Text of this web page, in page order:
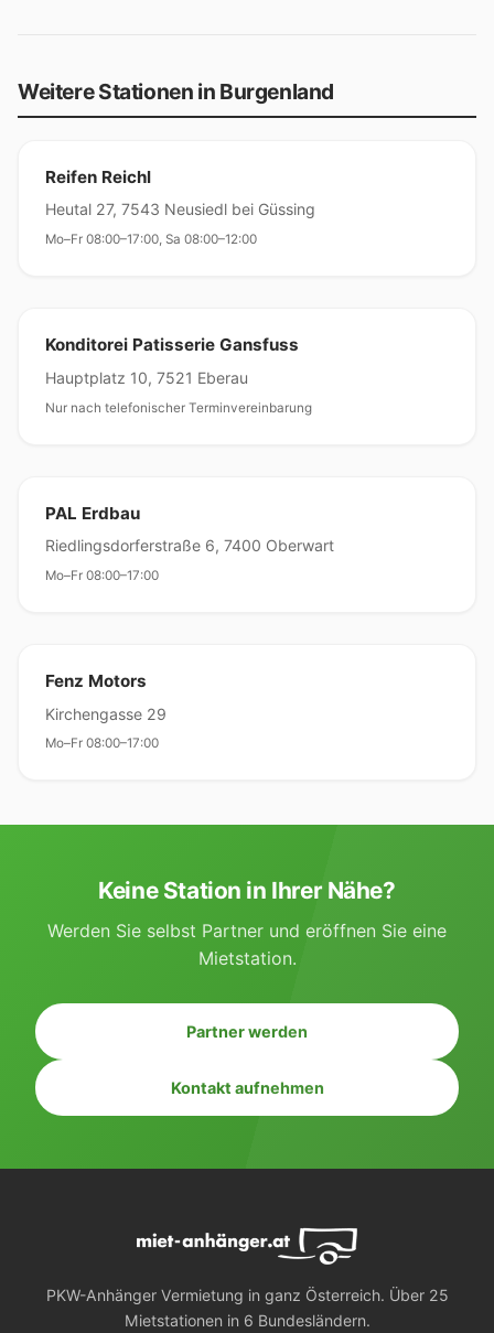
Weitere Stationen in Burgenland
Reifen Reichl
Heutal 27, 7543 Neusiedl bei Güssing
Mo–Fr 08:00–17:00, Sa 08:00–12:00
Konditorei Patisserie Gansfuss
Hauptplatz 10, 7521 Eberau
Nur nach telefonischer Terminvereinbarung
PAL Erdbau
Riedlingsdorferstraße 6, 7400 Oberwart
Mo–Fr 08:00–17:00
Fenz Motors
Kirchengasse 29
Mo–Fr 08:00–17:00
Keine Station in Ihrer Nähe?
Werden Sie selbst Partner und eröffnen Sie eine
Mietstation.
Partner werden
Kontakt aufnehmen
PKW-Anhänger Vermietung in ganz Österreich. Über 25
Mietstationen in 6 Bundesländern.